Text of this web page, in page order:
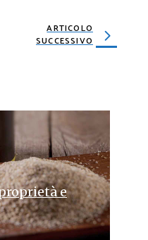
ARTICOLO
SUCCESSIVO
e